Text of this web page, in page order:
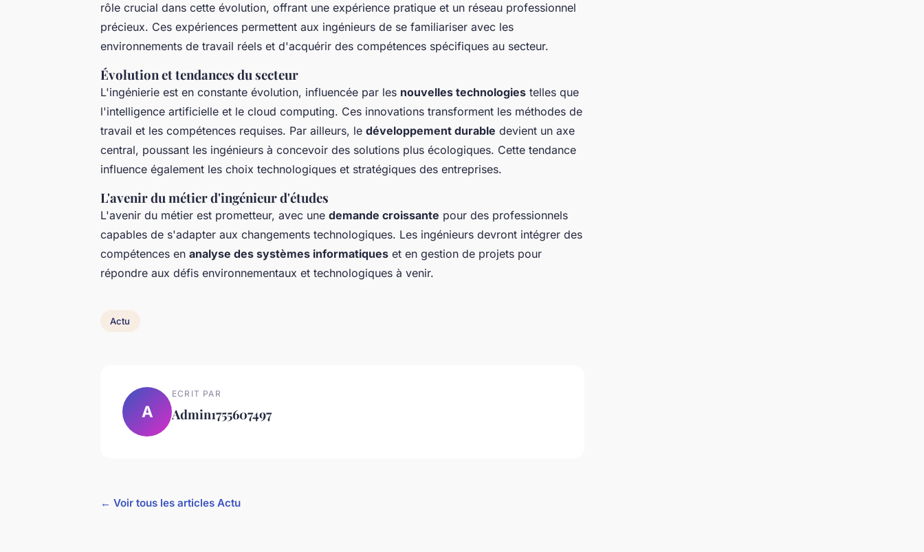
rôle crucial dans cette évolution, offrant une expérience pratique et un réseau professionnel
précieux. Ces expériences permettent aux ingénieurs de se familiariser avec les
environnements de travail réels et d'acquérir des compétences spécifiques au secteur.
Évolution et tendances du secteur
L'ingénierie est en constante évolution, influencée par les nouvelles technologies telles que
l'intelligence artificielle et le cloud computing. Ces innovations transforment les méthodes de
travail et les compétences requises. Par ailleurs, le développement durable devient un axe
central, poussant les ingénieurs à concevoir des solutions plus écologiques. Cette tendance
influence également les choix technologiques et stratégiques des entreprises.
L'avenir du métier d'ingénieur d'études
L'avenir du métier est prometteur, avec une demande croissante pour des professionnels
capables de s'adapter aux changements technologiques. Les ingénieurs devront intégrer des
compétences en analyse des systèmes informatiques et en gestion de projets pour
répondre aux défis environnementaux et technologiques à venir.
Actu
A
ECRIT PAR
Admin1755607497
← Voir tous les articles Actu